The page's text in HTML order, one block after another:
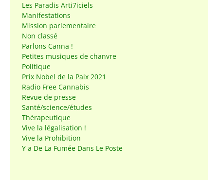
Les Paradis Arti7iciels
Manifestations
Mission parlementaire
Non classé
Parlons Canna !
Petites musiques de chanvre
Politique
Prix Nobel de la Paix 2021
Radio Free Cannabis
Revue de presse
Santé/science/études
Thérapeutique
Vive la légalisation !
Vive la Prohibition
Y a De La Fumée Dans Le Poste